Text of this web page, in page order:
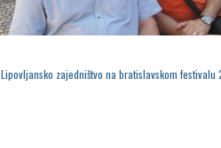
Lipovljansko zajedništvo na bratislavskom